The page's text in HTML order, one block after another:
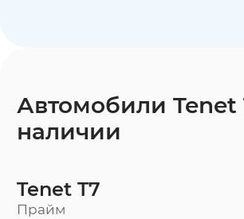
Автомобили Tenet
наличии
Tenet T7
Прайм